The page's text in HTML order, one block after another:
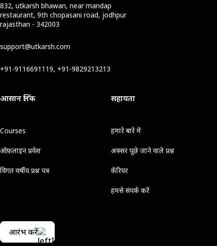
832, utkarsh bhawan, near mandap
restaurant, 9th chopasani road, jodhpur
rajasthan - 342003
support@utkarsh.com
+91-9116691119, +91-9829213213
आसान लिंक
Courses
ऑफ़लाइन प्रवेश
विगत वर्षीय प्रश्न पत्र
सहायता
हमारे बारे में
अक्सर पूछे जाने वाले प्रश्न
कॅरियर
हमसे संपर्क करें
आरंभ करें